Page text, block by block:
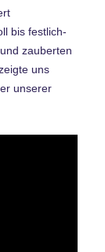
bis festlich-
zauberten
uns
unserer